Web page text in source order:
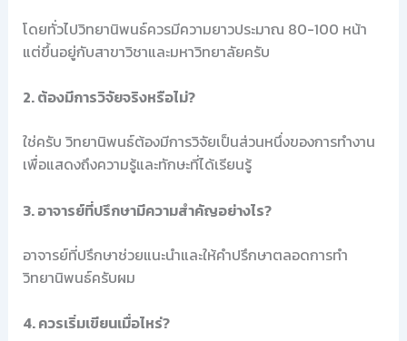
โดยทั่วไปวิทยานิพนธ์ควรมีความยาวประมาณ 80-100 หน้า
แต่ขึ้นอยู่กับสาขาวิชาและมหาวิทยาลัยครับ
2. ต้องมีการวิจัยจริงหรือไม่?
ใช่ครับ วิทยานิพนธ์ต้องมีการวิจัยเป็นส่วนหนึ่งของการทำงาน
เพื่อแสดงถึงความรู้และทักษะที่ได้เรียนรู้
3. อาจารย์ที่ปรึกษามีความสำคัญอย่างไร?
อาจารย์ที่ปรึกษาช่วยแนะนำและให้คำปรึกษาตลอดการทำ
วิทยานิพนธ์ครับผม
4. ควรเริ่มเขียนเมื่อไหร่?